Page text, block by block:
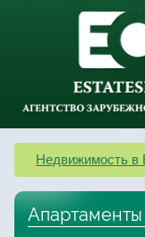
Недвижимость в